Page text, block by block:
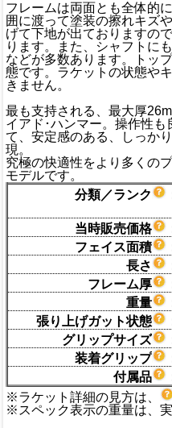
フレームは両面とも全体的
囲に渡って塗装の擦れキズ
げて下地が出ておりますの
ります。また、シャフトに
などが多数あります。トッ
態です。ラケットの状態や
きません。
最も支持される、最大厚
イアド･ハンマー。操作性も
て、安定感のある、しっか
現。
究極の快適性をより多くの
モデルです。
分類／ランク
当時販売価格
フェイス面積
長さ
フレーム厚
重量
張り上げガット状態
グリップサイズ
装着グリップ
付属品
※ラケット詳細の見方は、
※スペック表示の重量は、